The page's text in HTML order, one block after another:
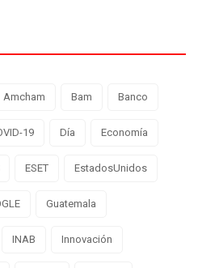
Amcham Bam Banco
19 Día Economía
ESET EstadosUnidos
Guatemala
INAB Innovación